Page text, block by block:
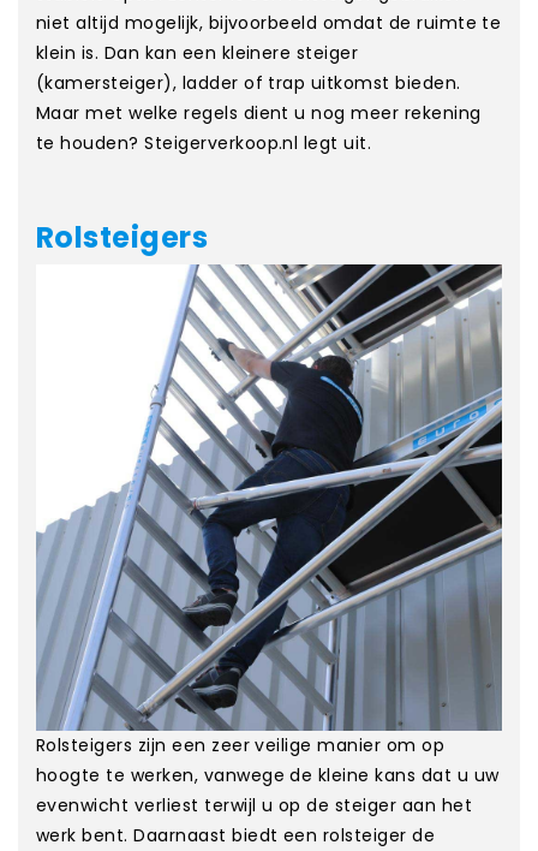
niet altijd mogelijk, bijvoorbeeld omdat de ruimte te
klein is. Dan kan een kleinere steiger
(kamersteiger), ladder of trap uitkomst bieden.
Maar met welke regels dient u nog meer rekening
te houden? Steigerverkoop.nl legt uit.
Rolsteigers
Rolsteigers zijn een zeer veilige manier om op
hoogte te werken, vanwege de kleine kans dat u uw
evenwicht verliest terwijl u op de steiger aan het
werk bent. Daarnaast biedt een rolsteiger de